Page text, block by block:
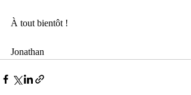
À tout bientôt !
Jonathan